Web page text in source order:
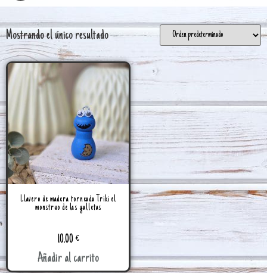
Mostrando el único resultado
Llavero de madera torneada Triki el
monstruo de las galletas
10.00€
Añadir al carrito